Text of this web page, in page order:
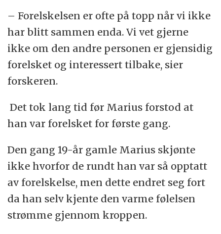
– Forelskelsen er ofte på topp når vi ikke
har blitt sammen enda. Vi vet gjerne
ikke om den andre personen er gjensidig
forelsket og interessert tilbake, sier
forskeren.
Det tok lang tid før Marius forstod at
han var forelsket for første gang.
Den gang 19-år gamle Marius skjønte
ikke hvorfor de rundt han var så opptatt
av forelskelse, men dette endret seg fort
da han selv kjente den varme følelsen
strømme gjennom kroppen.